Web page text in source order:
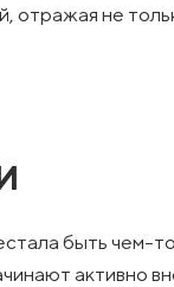
отражая не
быть чем-
активно